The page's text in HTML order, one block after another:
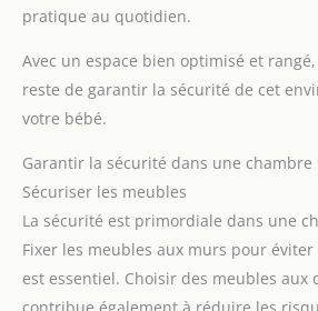
pratique au quotidien.
Avec un espace bien optimisé et
reste de garantir la sécurité de cet
votre bébé.
Garantir la sécurité dans une
Sécuriser les meubles
La sécurité est primordiale dans une
Fixer les meubles aux murs pour éviter
est essentiel. Choisir des meubles aux